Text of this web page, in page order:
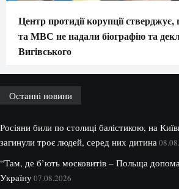
Центр протидії корупції
та МВС не надали біографію та
Вигівського
Останні новини
Росіяни били по столиці балістикою, на
загинули троє людей, серед них дитина
“Там, де б’ють московитів – Польща
Україну07.08.2026